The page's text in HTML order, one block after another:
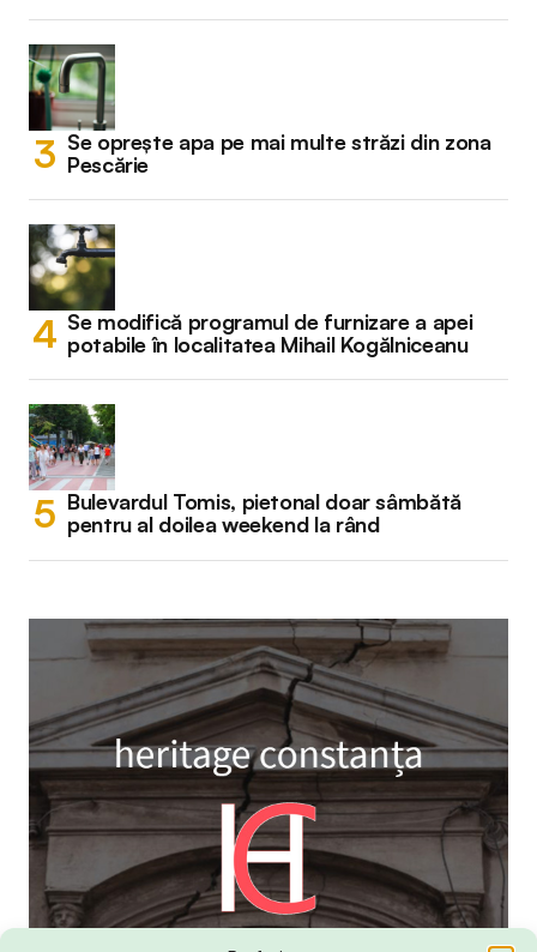
Se oprește apa pe mai multe străzi din zona
Pescărie
Se modifică programul de furnizare a apei
potabile în localitatea Mihail Kogălniceanu
Bulevardul Tomis, pietonal doar sâmbătă
pentru al doilea weekend la rând